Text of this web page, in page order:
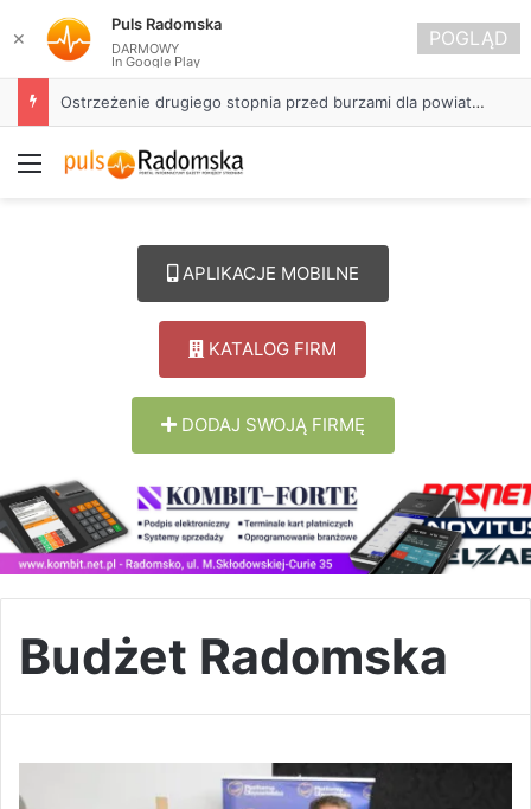
Ostrzeżenie drugiego stopnia przed burzami dla powiatu radomszczańskiego
Menu
APLIKACJE MOBILNE
KATALOG FIRM
DODAJ SWOJĄ FIRMĘ
Budżet Radomska
✕
Puls Radomska
DARMOWY
In Google Play
POGLĄD